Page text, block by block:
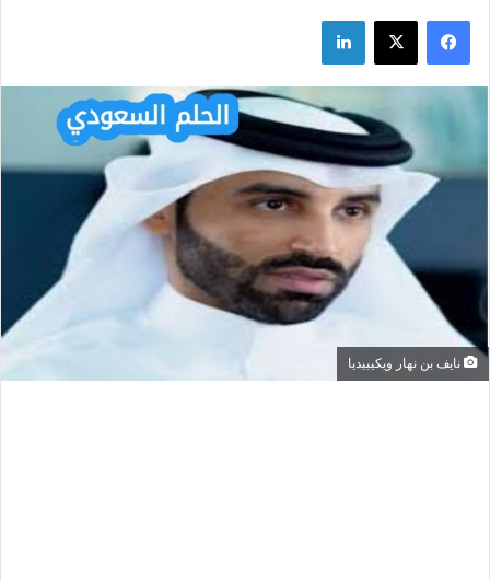
فيسبوك ‫X لينكدإن
نايف بن نهار ويكيبيديا